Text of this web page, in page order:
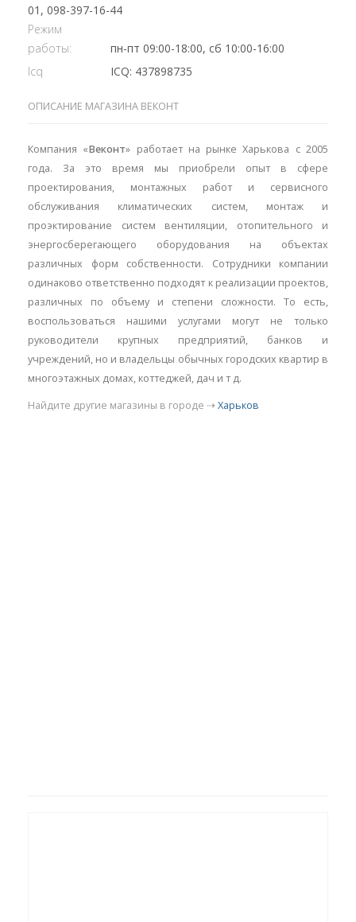
01, 098-397-16-44
Режим
работы:
пн-пт 09:00-18:00, сб 10:00-16:00
Icq
ICQ: 437898735
ОПИСАНИЕ МАГАЗИНА ВЕКОНТ
Компания «Веконт» работает на рынке Харькова с 2005
года. За это время мы приобрели опыт в сфере
проектирования, монтажных работ и сервисного
обслуживания климатических систем, монтаж и
проэктирование систем вентиляции, отопительного и
энергосберегающего оборудования на объектах
различных форм собственности. Сотрудники компании
одинаково ответственно подходят к реализации проектов,
различных по объему и степени сложности. То есть,
воспользоваться нашими услугами могут не только
руководители крупных предприятий, банков и
учреждений, но и владельцы обычных городских квартир в
многоэтажных домах, коттеджей, дач и т д.
Найдите другие магазины в городе ⇢ Харьков